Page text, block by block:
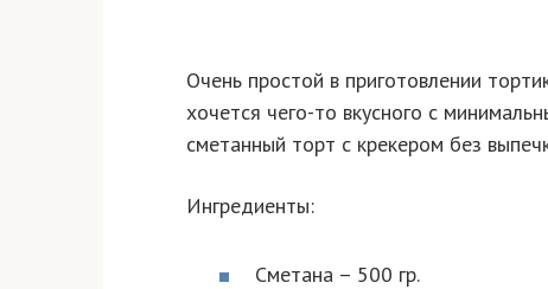
Очень простой в приготовлении
хочется чего-то вкусного с
сметанный торт с крекером без
Ингредиенты:
Сметана – 500 гр.